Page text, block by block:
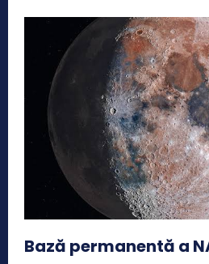
Bază permanentă a